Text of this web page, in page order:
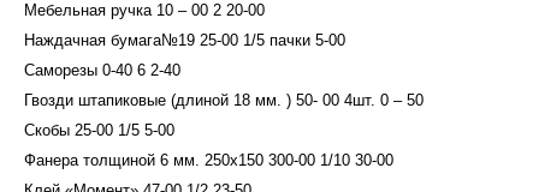
Мебельная ручка 10 – 00 2 20-00
Наждачная бумага№19 25-00 1/5 пачки 5-00
Саморезы 0-40 6 2-40
Гвозди штапиковые (длиной 18 мм. ) 50- 00 4шт. 0 – 50
Скобы 25-00 1/5 5-00
Фанера толщиной 6 мм. 250х150 300-00 1/10 30-00